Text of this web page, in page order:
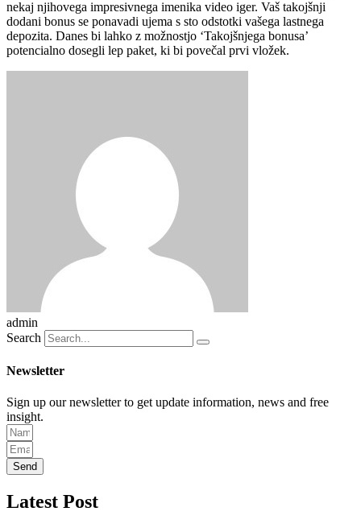
nekaj njihovega impresivnega imenika video iger. Vaš takojšnji
dodani bonus se ponavadi ujema s sto odstotki vašega lastnega
depozita. Danes bi lahko z možnostjo ‘Takojšnjega bonusa’
potencialno dosegli lep paket, ki bi povečal prvi vložek.
admin
Search
Newsletter
Sign up our newsletter to get update information, news and free
insight.
Send
Latest Post